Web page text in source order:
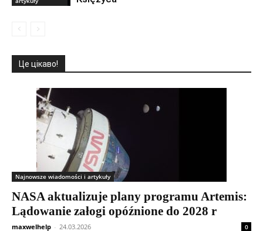
Це цікаво!
Najnowsze wiadomości i artykuły
NASA aktualizuje plany programu Artemis:
Lądowanie załogi opóźnione do 2028 r
maxwelhelp - 24.03.2026 0